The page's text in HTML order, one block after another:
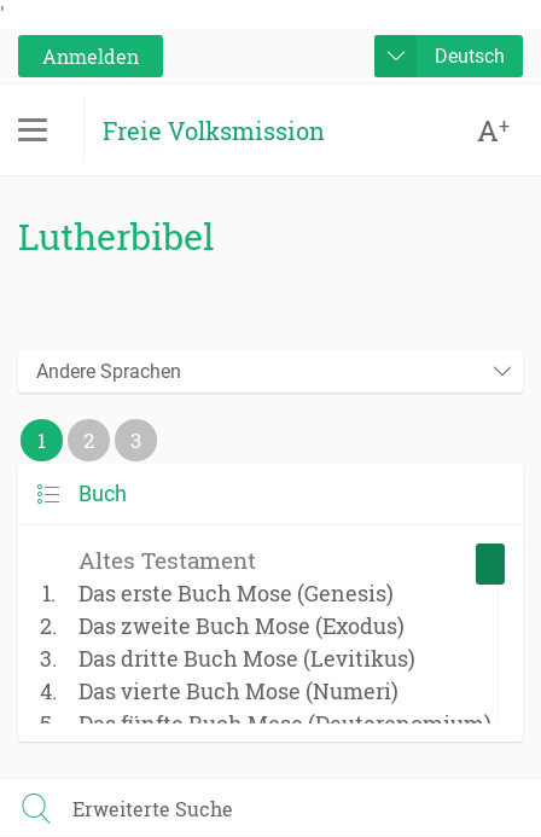
'
Anmelden
Deutsch
Freie Volksmission A+
Lutherbibel
Andere Sprachen
1 2 3
Buch
Altes Testament
Das erste Buch Mose (Genesis)
Das zweite Buch Mose (Exodus)
Das dritte Buch Mose (Levitikus)
Das vierte Buch Mose (Numeri)
Das fünfte Buch Mose (Deuteronomium)
Das Buch Ruth
Erweiterte Suche